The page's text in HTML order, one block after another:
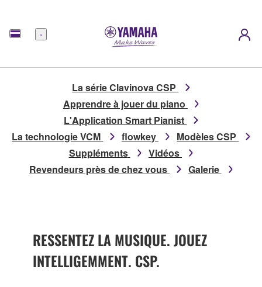
Menu
La série Clavinova CSP
Apprendre à jouer du piano
L'Application Smart Pianist
La technologie VCM
flowkey
Modèles CSP
Suppléments
Vidéos
Revendeurs près de chez vous
Galerie
RESSENTEZ LA MUSIQUE. JOUEZ
INTELLIGEMMENT. CSP.